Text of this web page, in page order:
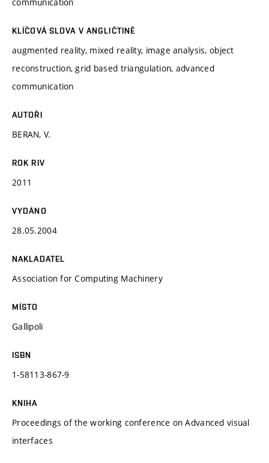
KLÍČOVÁ SLOVA V ANGLIČTINĚ
augmented reality, mixed reality, image analysis, object
reconstruction, grid based triangulation, advanced
communication
AUTOŘI
BERAN, V.
ROK RIV
2011
VYDÁNO
28.05.2004
NAKLADATEL
Association for Computing Machinery
MÍSTO
Gallipoli
ISBN
1-58113-867-9
KNIHA
Proceedings of the working conference on Advanced visual
interfaces